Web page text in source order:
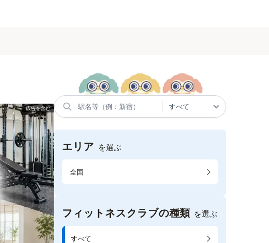
エリア を選ぶ
全国
フィットネスクラブの種類 を選ぶ
すべて